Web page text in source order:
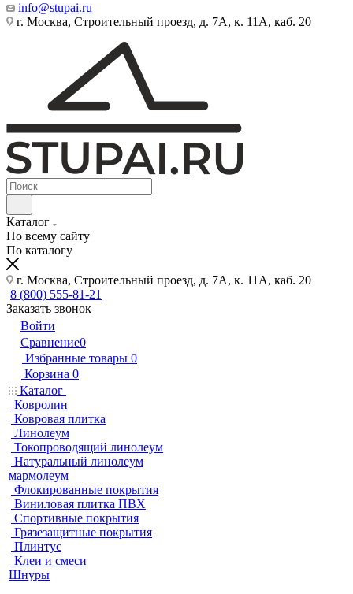
info@stupai.ru
г. Москва, Строительный проезд, д. 7А, к. 11А, каб. 20
Каталог
По всему сайту
По каталогу
г. Москва, Строительный проезд, д. 7А, к. 11А, каб. 20
8 (800) 555-81-21
Заказать звонок
Войти
Сравнение0
Избранные товары 0
Корзина 0
Каталог
Ковролин
Ковровая плитка
Линолеум
Токопроводящий линолеум
Натуральный линолеум
мармолеум
Флокированные покрытия
Виниловая плитка ПВХ
Спортивные покрытия
Грязезащитные покрытия
Плинтус
Клеи и смеси
Шнуры